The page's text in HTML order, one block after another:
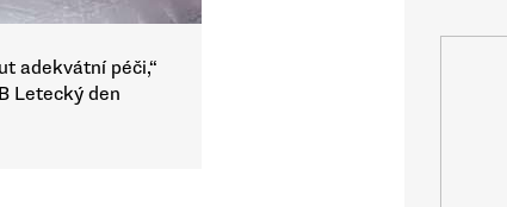
adekvátní péči,“
Letecký den